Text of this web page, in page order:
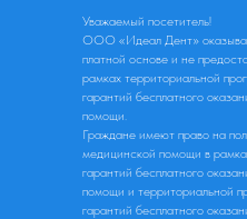
Уважаемый посетитель!
ООО «Идеал Дент»
платной основе и не
рамках территориальной
гарантий бесплатного
помощи.
Граждане имеют право на
медицинской помощи в
гарантий бесплатного
помощи и территориальной
гарантий бесплатного